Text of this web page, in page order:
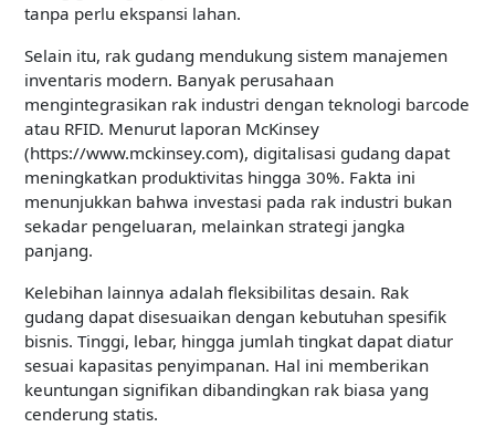
tanpa perlu ekspansi lahan.
Selain itu, rak gudang mendukung sistem manajemen
inventaris modern. Banyak perusahaan
mengintegrasikan rak industri dengan teknologi barcode
atau RFID. Menurut laporan McKinsey
(https://www.mckinsey.com), digitalisasi gudang dapat
meningkatkan produktivitas hingga 30%. Fakta ini
menunjukkan bahwa investasi pada rak industri bukan
sekadar pengeluaran, melainkan strategi jangka
panjang.
Kelebihan lainnya adalah fleksibilitas desain. Rak
gudang dapat disesuaikan dengan kebutuhan spesifik
bisnis. Tinggi, lebar, hingga jumlah tingkat dapat diatur
sesuai kapasitas penyimpanan. Hal ini memberikan
keuntungan signifikan dibandingkan rak biasa yang
cenderung statis.